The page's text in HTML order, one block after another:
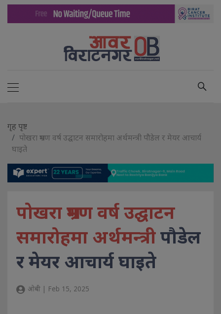
गृह पृष्ट
पोखरा भ्रमण वर्ष उद्घाटन समारोहमा अर्थमन्त्री पौडेल र मेयर आचार्य
घाइते
पोखरा भ्रमण वर्ष उद्घाटन
समारोहमा अर्थमन्त्रीपौडेल
र मेयर आचार्य घाइते
ओबी | Feb 15, 2025